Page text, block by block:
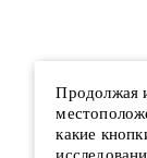
Продолжая
какие